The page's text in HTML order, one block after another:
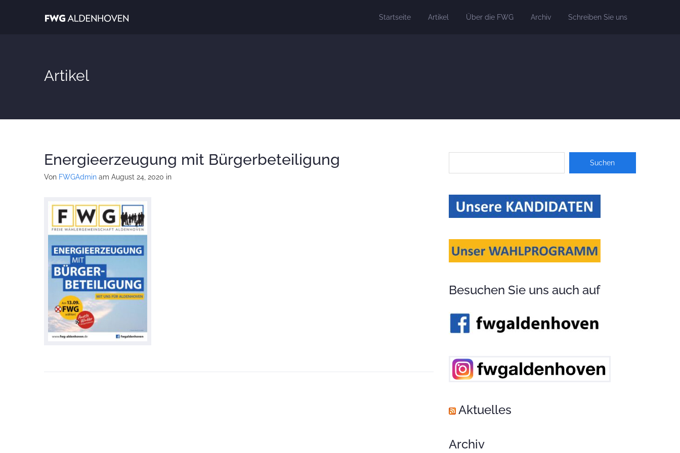
Startseite Artikel Über die FWG Archiv Schreiben Sie uns
Artikel
Energieerzeugung mit Bürgerbeteiligung
Von FWGAdmin am August 24, 2020 in
Besuchen Sie uns auch auf
Aktuelles
Archiv